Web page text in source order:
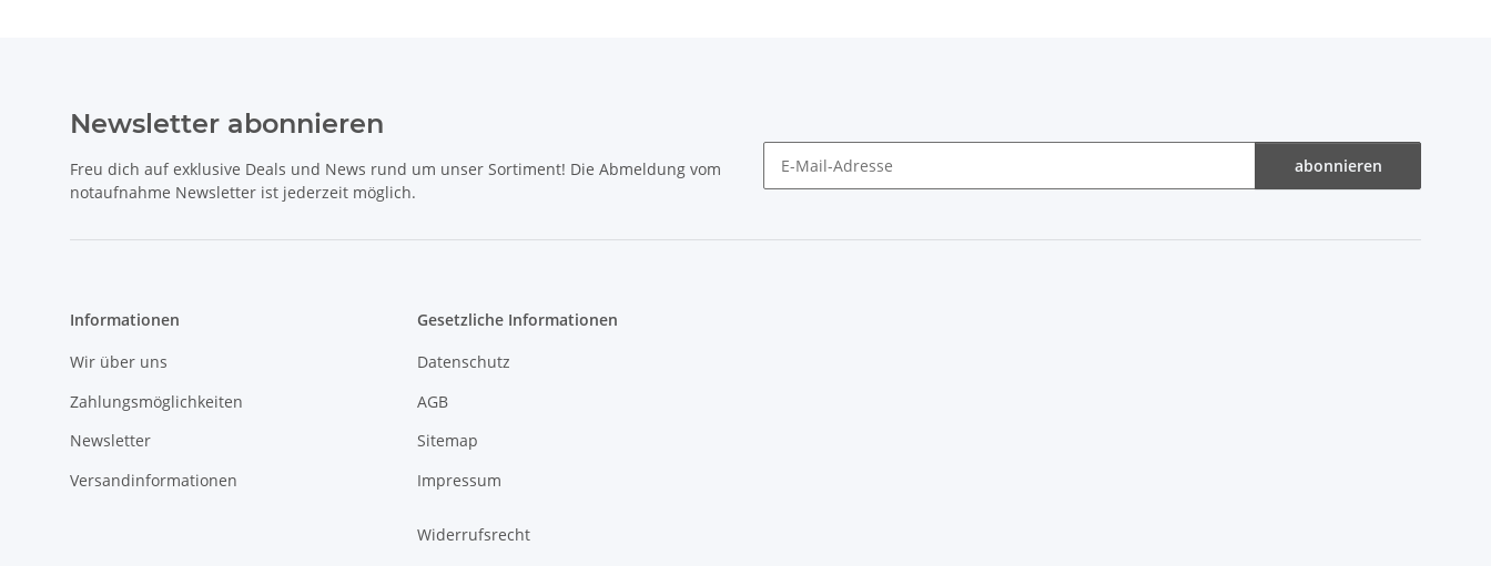
Newsletter abonnieren
Freu dich auf exklusive Deals und News rund um unser Sortiment! Die Abmeldung vom
notaufnahme Newsletter ist jederzeit möglich.
abonnieren
Informationen
Wir über uns
Zahlungsmöglichkeiten
Newsletter
Versandinformationen
Gesetzliche Informationen
Datenschutz
AGB
Sitemap
Impressum
Widerrufsrecht